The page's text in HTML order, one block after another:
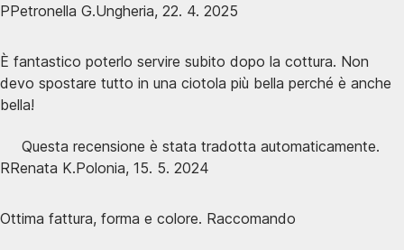
PPetronella G.Ungheria, 22. 4. 2025
È fantastico poterlo servire subito dopo la cottura. Non
devo spostare tutto in una ciotola più bella perché è anche
bella!
Questa recensione è stata tradotta automaticamente.
RRenata K.Polonia, 15. 5. 2024
Ottima fattura, forma e colore. Raccomando